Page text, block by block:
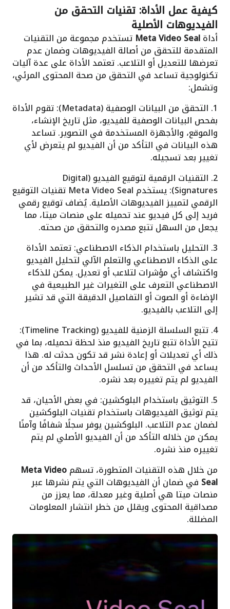
كيفية عمل الأداة: تقنيات التحقق من
الفيديوهات الأصلية
أداةMeta Video Seal تستخدم مجموعة من التقنيات
المتقدمة للتحقق من أصالة الفيديوهات وضمان عدم
تعرضها للتعديل أو التلاعب. تعتمد الأداة على عدة آليات
تكنولوجية تساعد في التحقق من صحة المحتوى المرئي،
وتشمل:
1. التحقق من البيانات الوصفية (Metadata): تقوم الأداة
بفحص البيانات الوصفية للفيديو، مثل تاريخ الإنشاء،
والموقع، والأجهزة المستخدمة في التصوير. تساعد
هذه البيانات في التأكد من أن الفيديو لم يتعرض لأي
تغيير بعد تسجيله.
2. التقنيات الرقمية لتوقيع الفيديو (Digital
Signatures): يستخدم Meta Video Seal تقنيات التوقيع
الرقمي لتمييز الفيديوهات الأصلية. يُضاف توقيع رقمي
فريد إلى كل فيديو عند تحميله على منصات ميتا، مما
يجعل من السهل تتبع مصدره والتحقق من صحته.
3. التحليل باستخدام الذكاء الاصطناعي: تعتمد الأداة
على الذكاء الاصطناعي والتعلم الآلي لتحليل الفيديو
واكتشاف أي مؤشرات لتلاعب أو تعديل. يمكن للذكاء
الاصطناعي التعرف على التغيرات غير الطبيعية في
الإضاءة أو الصوت أو التفاصيل الدقيقة التي قد تشير
إلى التلاعب بالفيديو.
4. تتبع السلسلة الزمنية للفيديو (Timeline Tracking):
تتيح الأداة تتبع تاريخ الفيديو منذ لحظة تحميله، بما في
ذلك أي تعديلات أو إعادة نشر قد تكون حدثت له. هذا
يساعد في التحقق من تسلسل الأحداث والتأكد من أن
الفيديو لم يتم تغييره بعد نشره.
5. التوثيق باستخدام البلوكشين: في بعض الأحيان، قد
يتم توثيق الفيديوهات باستخدام تقنيات البلوكشين
لضمان عدم التلاعب. البلوكشين يوفر سجلًا شفافًا وآمنًا
يمكن من خلاله التأكد من أن الفيديو الأصلي لم يتم
تغييره منذ نشره.
من خلال هذه التقنيات المتطورة، تسهمMeta Video
Seal في ضمان أن الفيديوهات التي يتم نشرها عبر
منصات ميتا هي أصلية وغير معدلة، مما يعزز من
مصداقية المحتوى ويقلل من خطر انتشار المعلومات
المضللة.